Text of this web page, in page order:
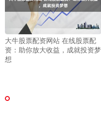
大牛股票配资网站 在线股票配
资：助你放大收益，成就投资梦
想